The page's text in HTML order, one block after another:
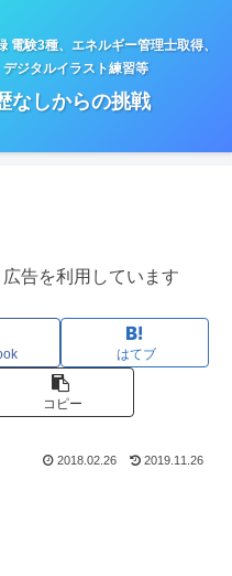
験3種、エネルギー管理士取得、
ジタルイラスト練習等
なしからの挑戦
告を利用しています
はてブ
コピー
2018.02.26 2019.11.26